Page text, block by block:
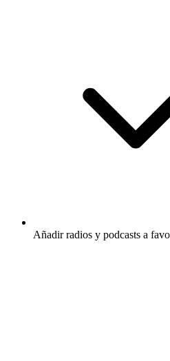
Añadir radios y podcasts a